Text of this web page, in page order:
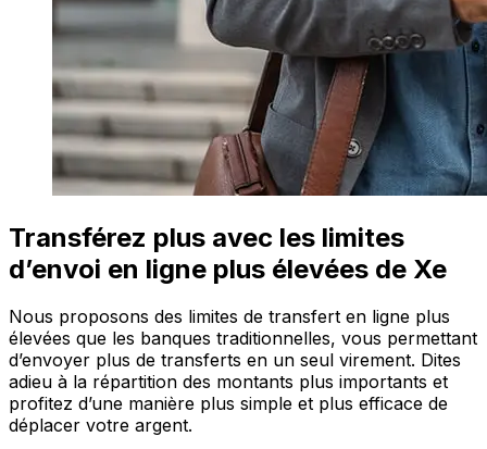
Transférez plus avec les limites
d’envoi en ligne plus élevées de Xe
Nous proposons des limites de transfert en ligne plus
élevées que les banques traditionnelles, vous permettant
d’envoyer plus de transferts en un seul virement. Dites
adieu à la répartition des montants plus importants et
profitez d’une manière plus simple et plus efficace de
déplacer votre argent.